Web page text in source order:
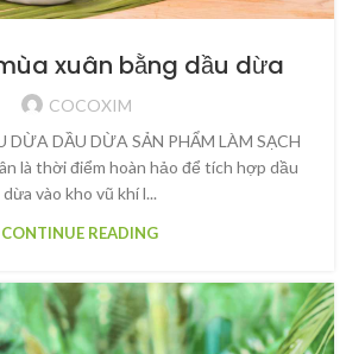
xuân bằng dầu dừa
COCOXIM
DỪA DẦU DỪA SẢN PHẨM LÀM SẠCH
là thời điểm hoàn hảo để tích hợp dầu
dừa vào kho vũ khí l...
CONTINUE READING